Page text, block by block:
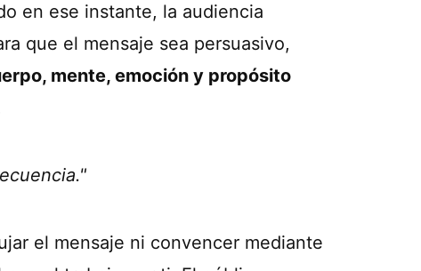
en ese instante, la audiencia
que el mensaje sea persuasivo,
mente, emoción y propósito
el mensaje ni convencer mediante